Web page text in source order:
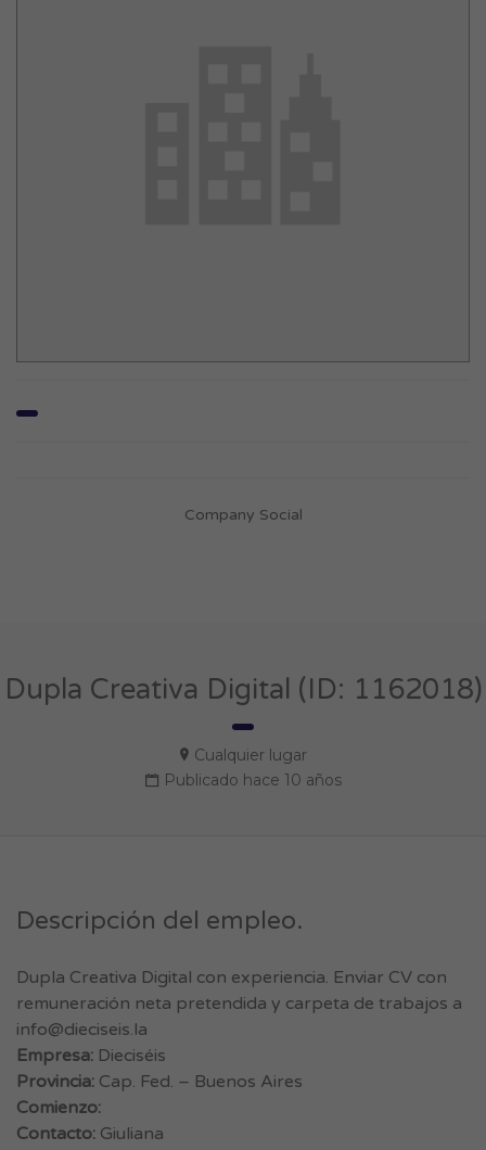
Company Social
Dupla Creativa Digital (ID: 1162018)
Cualquier lugar
Publicado hace 10 años
Descripción del empleo.
Dupla Creativa Digital con experiencia. Enviar CV con
remuneración neta pretendida y carpeta de trabajos a
info@dieciseis.la
Empresa: Dieciséis
Provincia: Cap. Fed. – Buenos Aires
Comienzo:
Contacto: Giuliana